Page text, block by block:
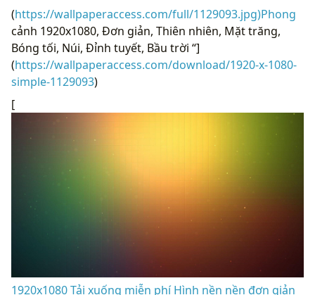
(https://wallpaperaccess.com/full/1129093.jpg)Phong
cảnh 1920x1080, Đơn giản, Thiên nhiên, Mặt trăng,
Bóng tối, Núi, Đỉnh tuyết, Bầu trời “]
(https://wallpaperaccess.com/download/1920-x-1080-
simple-1129093)
[
1920x1080 Tải xuống miễn phí Hình nền nền đơn giản